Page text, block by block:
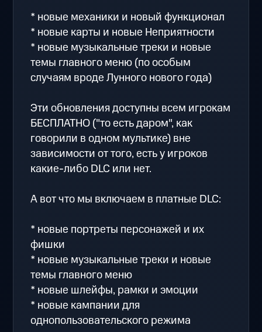
* новые механики и новый функционал
* новые карты и новые Неприятности
* новые музыкальные треки и новые
темы главного меню (по особым
случаям вроде Лунного нового года)
Эти обновления доступны всем игрокам
БЕСПЛАТНО ("то есть даром", как
говорили в одном мультике) вне
зависимости от того, есть у игроков
какие-либо DLC или нет.
А вот что мы включаем в платные DLC:
* новые портреты персонажей и их
фишки
* новые музыкальные треки и новые
темы главного меню
* новые шлейфы, рамки и эмоции
* новые кампании для
однопользовательского режима